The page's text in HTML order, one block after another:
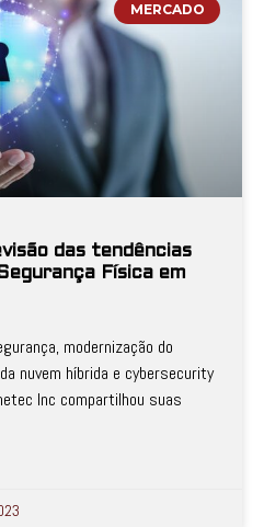
MERCADO
das tendências
Física em
modernização do
nuvem híbrida e cybersecurity
Inc compartilhou suas